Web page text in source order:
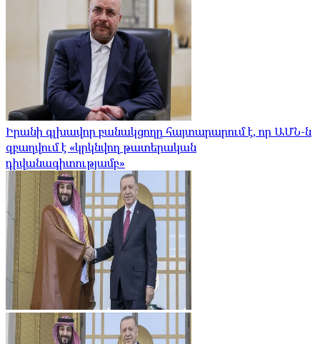
Իրանի գլխավոր բանակցողը հայտարարում է, որ ԱՄՆ-ն
զբաղվում է «կրկնվող թատերական
դիվանագիտությամբ»